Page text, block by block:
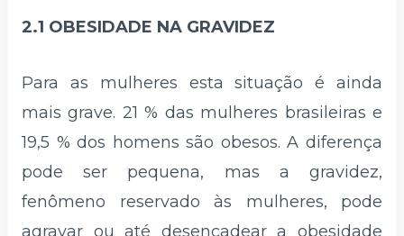
2.1 OBESIDADE NA GRAVIDEZ
Para as mulheres esta situação é ainda
mais grave. 21 % das mulheres brasileiras e
19,5 % dos homens são obesos. A diferença
pode ser pequena, mas a gravidez,
fenômeno reservado às mulheres, pode
agravar ou até desencadear a obesidade